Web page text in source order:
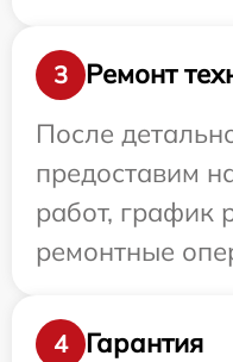
3
Ремонт
После
предоставим
работ, график
ремонтные
4
Гарантия